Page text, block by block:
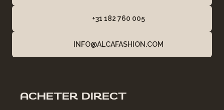
+31 182 760 005
INFO@ALCAFASHION.COM
ACHETER DIRECT